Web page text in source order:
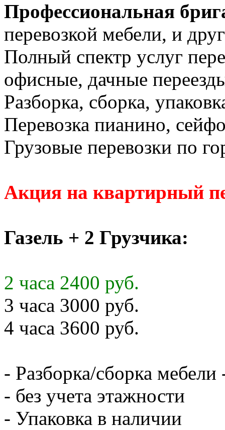
Профессиональная
перевозкой мебели, и
Полный спектр услуг
офисные, дачные
Разборка, сборка,
Перевозка пианино,
Грузовые перевозки по
Акция на квартирный
Газель + 2 Грузчика:
2 часа 2400 руб.
3 часа 3000 руб.
4 часа 3600 руб.
- Разборка/сборка мебели
- без учета этажности
- Упаковка в наличии